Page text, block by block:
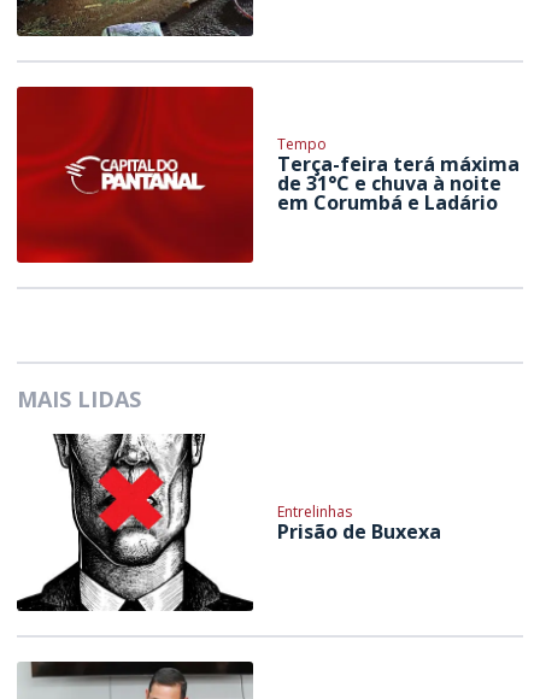
Tempo
Terça-feira terá máxima
de 31°C e chuva à noite
em Corumbá e Ladário
MAIS LIDAS
Entrelinhas
Prisão de Buxexa